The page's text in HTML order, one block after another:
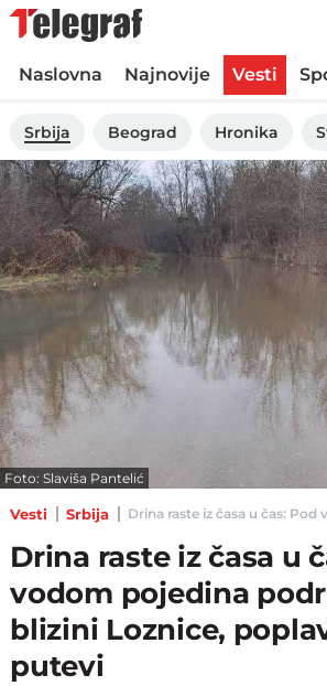
Naslovna Najnovije Vesti
Srbija Beograd Hronika
Foto: Slaviša Pantelić
Vesti Srbija Drina raste iz časa u čas:
Drina raste iz časa u
vodom pojedina
blizini Loznice,
putevi